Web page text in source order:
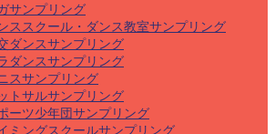
サンプリング
ススクール・ダンス教室サンプリング
ダンスサンプリング
ダンスサンプリング
スサンプリング
トサルサンプリング
ーツ少年団サンプリング
ミングスクールサンプリング